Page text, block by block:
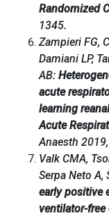
Randomized
1345.
Zampieri FG,
Damiani LP,
AB:
acute
learning
Acute
Anaesth 2019,
Valk CMA,
Serpa Neto
early positive
ventilator-